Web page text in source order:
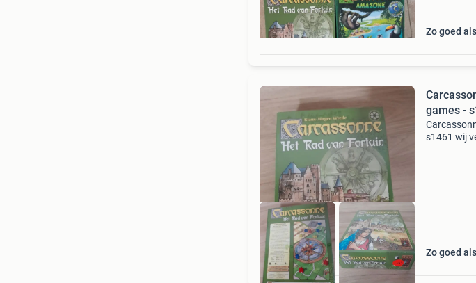
Zo goed
games -
s1461 wij
Zo goed